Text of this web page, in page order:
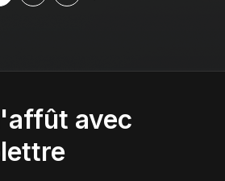
avec